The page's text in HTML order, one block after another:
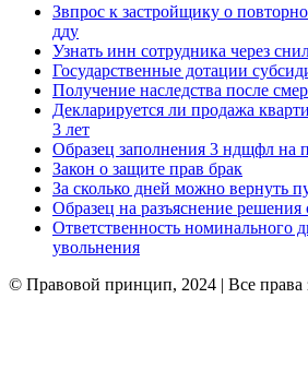
Звпрос к застройщику о
дду
Узнать инн сотрудника через
Государственные дотации
Получение наследства после
Декларируется ли продажа
3 лет
Образец заполнения 3 ндщфл на
Закон о защите прав брак
За сколько дней можно вернуть
Образец на разъяснение решения
Ответственность номинального
увольнения
© Правовой принцип, 2024 | Все